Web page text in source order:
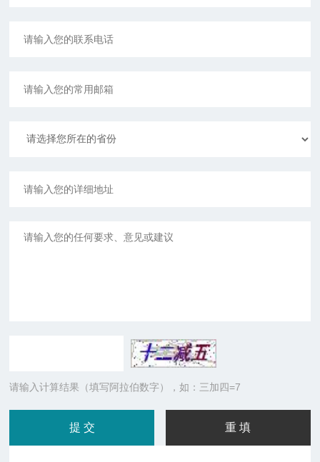
请输入计算结果（填写阿拉伯数字），如：三加四=7